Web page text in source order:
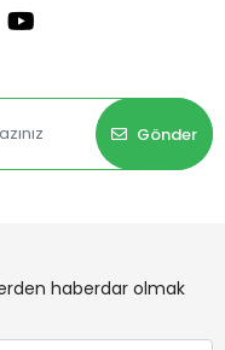
Gönder
haberdar olmak